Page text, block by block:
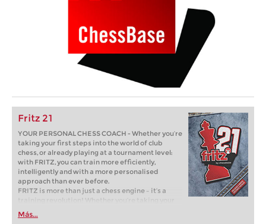
Fritz 21
YOUR PERSONAL CHESS COACH - Whether you’re
taking your first steps into the world of club
chess, or already playing at a tournament level:
with FRITZ, you can train more efficiently,
intelligently and with a more personalised
approach than ever before.
FRITZ is more than just a chess engine – it’s a
training revolution! Whether you’re taking your
first steps into the world of club chess, or already
playing at a tournament level: with FRITZ, you can
Más...